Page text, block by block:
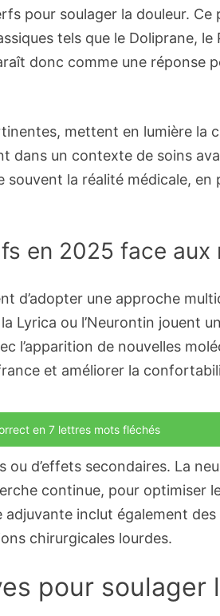
pour soulager la douleur.
tels que le Doliprane,
donc comme une réponse
mettent en lumière la
dans un contexte de soins
la réalité médicale,
en 2025 face aux
d’adopter une approche
Lyrica ou l’Neurontin jouent
l’apparition de nouvelles
et améliorer la
en 7 lettres mots fléchés
ou d’effets secondaires. La
continue, pour
inclut également
chirurgicales lourdes.
pour soulager